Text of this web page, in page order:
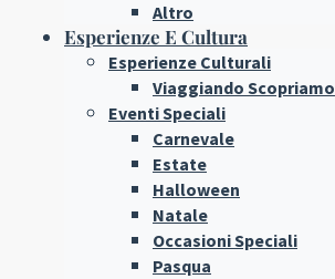
Altro
Esperienze E Cultura
Esperienze Culturali
Viaggiando Scopriamo
Eventi Speciali
Carnevale
Estate
Halloween
Natale
Occasioni Speciali
Pasqua